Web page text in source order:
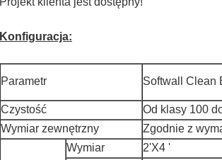
Konfiguracja:
Parametr Softwall Clean
Czystość
Od klasy 100
Wymiar zewnętrzny
Zgodnie z
Wymiar
2'X4 '